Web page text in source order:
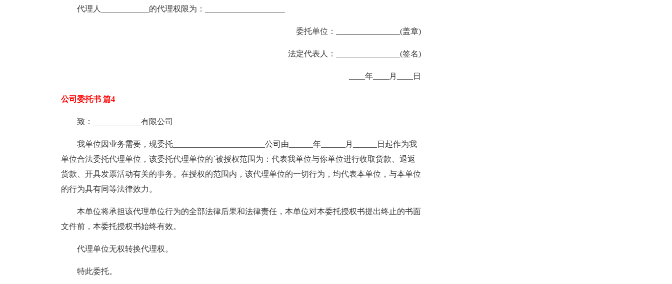
代理人____________的代理权限为：____________________
委托单位：________________(盖章)
法定代表人：________________(签名)
____年____月____日
公司委托书 篇4
致：____________有限公司
我单位因业务需要，现委托_______________________公司由______年______月______日起作为我
单位合法委托代理单位，该委托代理单位的`被授权范围为：代表我单位与你单位进行收取货款、退返
货款、开具发票活动有关的事务。在授权的范围内，该代理单位的一切行为，均代表本单位，与本单位
的行为具有同等法律效力。
本单位将承担该代理单位行为的全部法律后果和法律责任，本单位对本委托授权书提出终止的书面
文件前，本委托授权书始终有效。
代理单位无权转换代理权。
特此委托。